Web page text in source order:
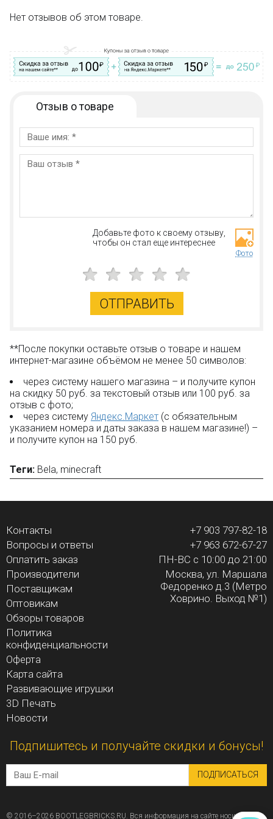
Нет отзывов об этом товаре.
Отзыв о товаре
Добавьте фото к своему отзыву,
чтобы он стал еще интереснее
Фото
ОТПРАВИТЬ
**После покупки оставьте отзыв о товаре и нашем
интернет-магазине объёмом не менее 50 символов:
через систему нашего магазина – и получите купон
на скидку 50 руб. за текстовый отзыв или 100 руб. за
отзыв с фото;
через систему Яндекс.Маркет (с обязательным
указанием номера и даты заказа в нашем магазине!) –
и получите купон на 150 руб.
Теги: Bela, minecraft
Контакты
Вопросы и ответы
Оплатить заказ
Производители
Поставщикам
Оптовикам
Обзоры товаров
Политика
конфиденциальности
Оферта
Карта сайта
Развивающие игрушки
3D Печать
Новости
+7 903 797-82-18
+7 963 672-67-27
ПН-ВС с 10:00 до 21:00
Москва, ул. Маршала
Федоренко д.3 (Метро
Ховрино. Выход №1)
Подпишитесь и получайте скидки и бонусы!
ПОДПИСАТЬСЯ
© 2016–2026 BOOTLEGBRICKS.RU. Вся информация на сайте носит